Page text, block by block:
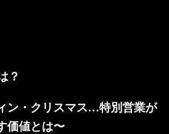
？
ン・クリスマス…特別営業が
価値とは〜